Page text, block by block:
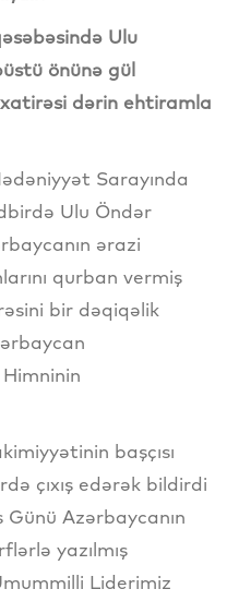
Ulu
önünə gül
dərin ehtiramla
Sarayında
Ulu Öndər
ərazi
qurban vermiş
bir dəqiqəlik
Himninin
başçısı
çıxış edərək bildirdi
Azərbaycanın
yazılmış
Liderimiz